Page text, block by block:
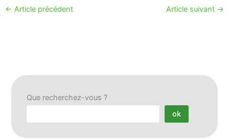
← Article précédent Article suivant →
Que recherchez-vous ?
ok